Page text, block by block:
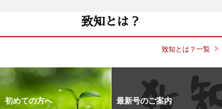
致知とは？
致知とは？一覧
初めての方へ 最新号のご案内